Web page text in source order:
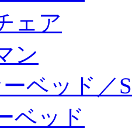
ェア
ン
ベッド／
ベッド